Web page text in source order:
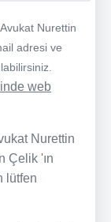
, Avukat Nurettin
adresi ve
web
Nurettin
Çelik 'ın
lütfen